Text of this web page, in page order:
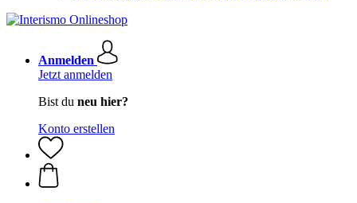
Anmelden
Jetzt anmelden
Bist du neu hier?
Konto erstellen